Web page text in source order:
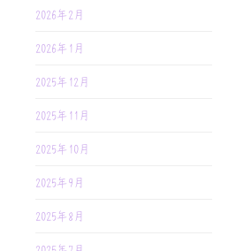
2026年2月
2026年1月
2025年12月
2025年11月
2025年10月
2025年9月
2025年8月